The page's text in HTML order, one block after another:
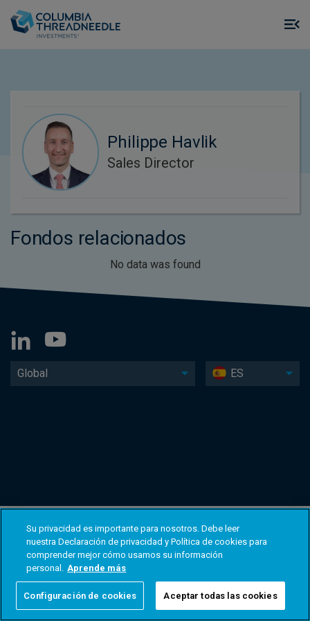
Philippe Havlik
Sales Director
Fondos relacionados
No data was found
Global ES
Su privacidad es importante para nosotros. Debe leer
nuestra Declaración de privacidad y Política de cookies para
comprender mejor cómo usamos su información
personal. Aprende más
Configuración de cookies Aceptar todas las cookies